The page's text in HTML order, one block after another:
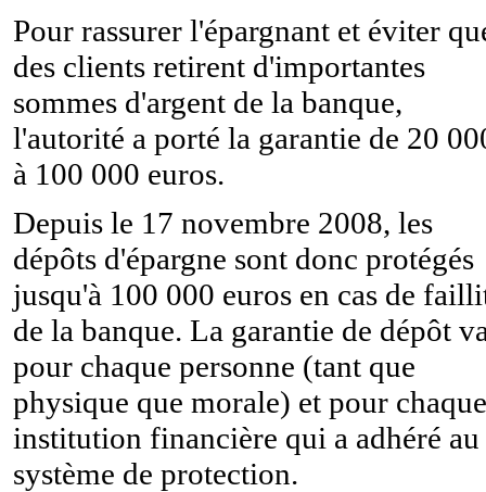
Pour rassurer l'épargnant et éviter
des clients retirent d'importantes
sommes d'argent de la banque,
l'autorité a porté la garantie de 20
à 100 000 euros.
Depuis le 17 novembre 2008, les
dépôts d'épargne sont donc protégés
jusqu'à 100 000 euros en cas de
de la banque. La garantie de dépôt
pour chaque personne (tant que
physique que morale) et pour chaque
institution financière qui a adhéré au
système de protection.